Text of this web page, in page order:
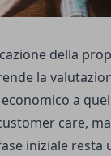
della
la
a
care,
iniziale resta